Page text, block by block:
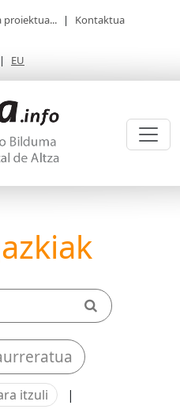
proiektua... | Kontaktua
| EU
itzuli |